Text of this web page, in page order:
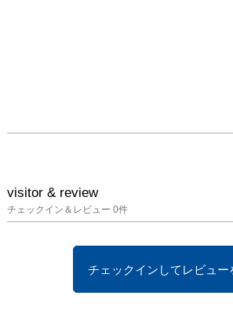
visitor & review
チェックイン＆レビュー 0件
チェックインしてレビュー